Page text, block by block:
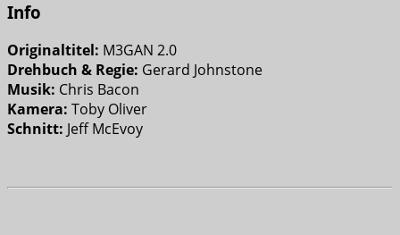
Info
Originaltitel: M3GAN 2.0
Drehbuch & Regie: Gerard Johnstone
Musik: Chris Bacon
Kamera: Toby Oliver
Schnitt: Jeff McEvoy